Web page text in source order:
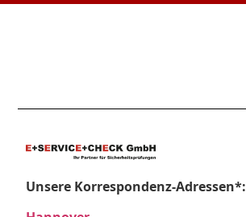
Unsere Korrespondenz-Adressen*: